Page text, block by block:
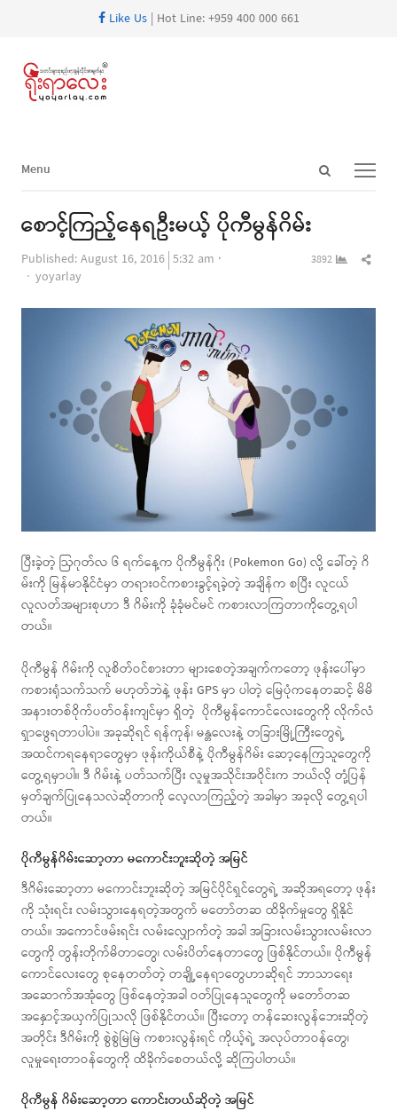
Like Us| Hot Line: +959 400 000 661
Open
Menu
Menu
စောင့်ကြည့်နေရဦးမယ့် ပိုကီမွန်ဂိမ်း
Published:August 16, 2016 5:32 am
Author
yoyarlay
3892
ပြီးခဲ့တဲ့ ဩဂုတ်လ ၆ ရက်နေ့က ပိုကီမွန်ဂိုး (Pokemon Go) လို့ ခေါ်တဲ့ ဂိ
မ်းကို မြန်မာနိုင်ငံမှာ တရားဝင်ကစားခွင့်ရခဲ့တဲ့ အချိန်က စပြီး လူငယ်
လူလတ်အများစုဟာ ဒီ ဂိမ်းကို ခုံခုံမင်မင် ကစားလာကြတာကိုတွေ့ရပါ
တယ်။
ပိုကီမွန် ဂိမ်းကို လူစိတ်ဝင်စားတာ များစေတဲ့အချက်ကတော့ ဖုန်းပေါ်မှာ
ကစားရုံသက်သက် မဟုတ်ဘဲနဲ့ ဖုန်း GPS မှာ ပါတဲ့ မြေပုံကနေတဆင့် မိမိ
အနားတစ်ဝိုက်ပတ်ဝန်းကျင်မှာ ရှိတဲ့ ပိုကီမွန်ကောင်လေးတွေကို လိုက်လံ
ရှာဖွေရတာပါပဲ။ အခုဆိုရင် ရန်ကုန်၊ မန္တလေးနဲ့ တခြားမြို့ကြီးတွေရဲ့
အထင်ကရနေရာတွေမှာ ဖုန်းကိုယ်စီနဲ့ ပိုကီမွန်ဂိမ်း ဆော့နေကြသူတွေကို
တွေ့ရမှာပါ။ ဒီ ဂိမ်းနဲ့ ပတ်သက်ပြီး လူမှုအသိုင်းအဝိုင်းက ဘယ်လို တုံ့ပြန်
မှတ်ချက်ပြုနေသလဲဆိုတာကို လေ့လာကြည့်တဲ့ အခါမှာ အခုလို တွေ့ရပါ
တယ်။
ပိုကီမွန်ဂိမ်းဆော့တာ မကောင်းဘူးဆိုတဲ့ အမြင်
ဒီဂိမ်းဆော့တာ မကောင်းဘူးဆိုတဲ့ အမြင်ပိုင်ရှင်တွေရဲ့ အဆိုအရတော့ ဖုန်း
ကို သုံးရင်း လမ်းသွားနေရတဲ့အတွက် မတော်တဆ ထိခိုက်မှုတွေ ရှိနိုင်
တယ်။ အကောင်ဖမ်းရင်း လမ်းလျှောက်တဲ့ အခါ အခြားလမ်းသွားလမ်းလာ
တွေကို တွန်းတိုက်မိတာတွေ၊ လမ်းပိတ်နေတာတွေ ဖြစ်နိုင်တယ်။ ပိုကီမွန်
ကောင်လေးတွေ စုနေတတ်တဲ့ တချို့နေရာတွေဟာဆိုရင် ဘာသာရေး
အဆောက်အအုံတွေ ဖြစ်နေတဲ့အခါ ဝတ်ပြုနေသူတွေကို မတော်တဆ
အနှောင့်အယှက်ပြုသလို ဖြစ်နိုင်တယ်။ ပြီးတော့ တန်ဆေးလွန်ဘေးဆိုတဲ့
အတိုင်း ဒီဂိမ်းကို စွဲစွဲမြဲမြဲ ကစားလွန်းရင် ကိုယ့်ရဲ့ အလုပ်တာဝန်တွေ၊
လူမှုရေးတာဝန်တွေကို ထိခိုက်စေတယ်လို့ ဆိုကြပါတယ်။
ပိုကီမွန် ဂိမ်းဆော့တာ ကောင်းတယ်ဆိုတဲ့ အမြင်